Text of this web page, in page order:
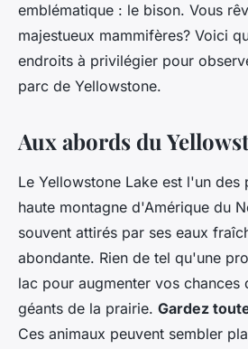
emblématique : le bison. Vous
majestueux mammifères? Voici
endroits à privilégier pour
parc de Yellowstone.
Aux abords du
Le Yellowstone Lake est l'un des
haute montagne d'Amérique du
souvent attirés par ses eaux
abondante. Rien de tel qu'une
lac pour augmenter vos chances
géants de la prairie. Gardez
Ces animaux peuvent sembler